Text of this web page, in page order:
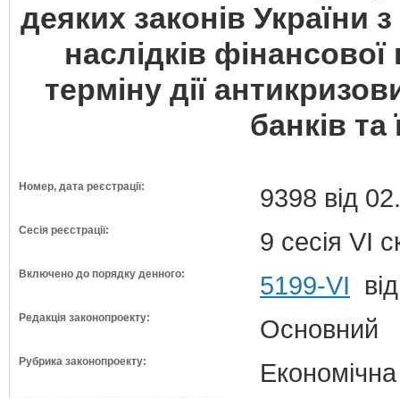
деяких законів
наслідків
терміну дії
банків та
Номер, дата реєстрації: 9398 від
Сесія реєстрації: 9 сесія VI
Включено до порядку денного: 5199-VI
Редакція законопроекту: Основний
Рубрика законопроекту: